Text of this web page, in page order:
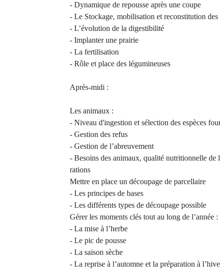
- Dynamique de repousse après une coupe
- Le Stockage, mobilisation et reconstitution des
- L’évolution de la digestibilité
- Implanter une prairie
- La fertilisation
- Rôle et place des légumineuses
Après-midi :
Les animaux :
- Niveau d'ingestion et sélection des espèces
- Gestion des refus
- Gestion de l’abreuvement
- Besoins des animaux, qualité nutritionnelle de
rations
Mettre en place un découpage de parcellaire
- Les principes de bases
- Les différents types de découpage possible
Gérer les moments clés tout au long de l’année :
- La mise à l’herbe
- Le pic de pousse
- La saison sèche
- La reprise à l’automne et la préparation à